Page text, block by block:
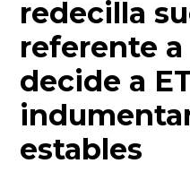
redecilla
referente a
decide a
estables